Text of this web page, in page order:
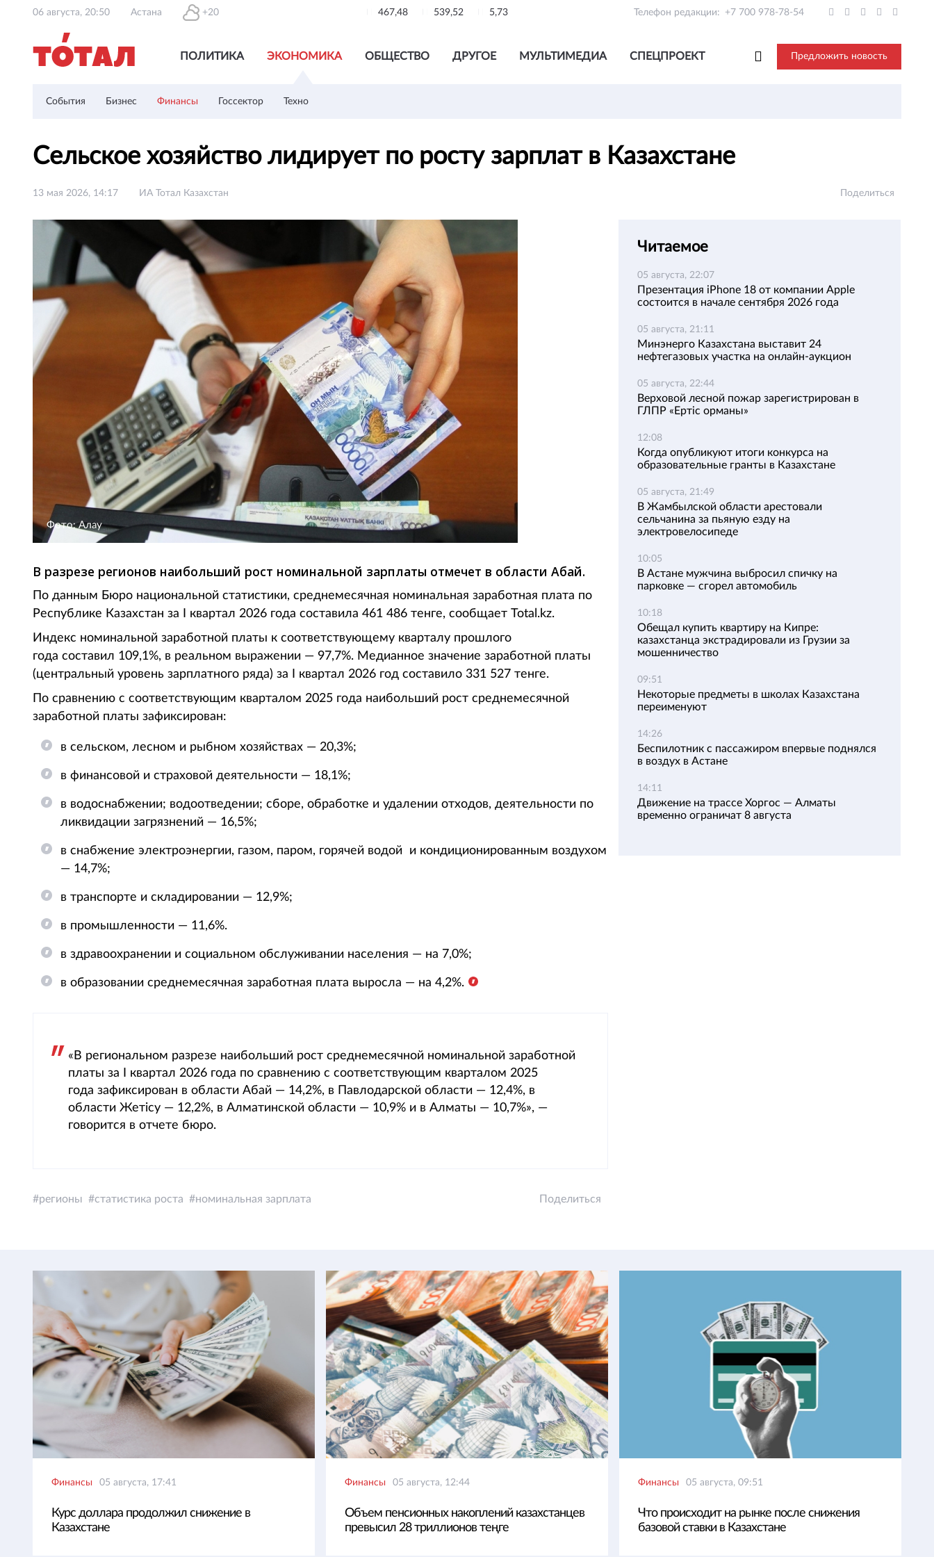
06 августа, 20:50 Астана +20 467,48 539,52 5,73 Телефон редакции: +7 700 978-78-54
ПОЛИТИКА ЭКОНОМИКА ОБЩЕСТВО ДРУГОЕ МУЛЬТИМЕДИА СПЕЦПРОЕКТ Предложить новость
События Бизнес Финансы Госсектор Техно
Сельское хозяйство лидирует по росту зарплат в Казахстане
13 мая 2026, 14:17 ИА Тотал Казахстан Поделиться
Фото: Алау
В разрезе регионов наибольший рост номинальной зарплаты отмечет в области Абай.
По данным Бюро национальной статистики, среднемесячная номинальная заработная плата по
Республике Казахстан за I квартал 2026 года составила 461 486 тенге, сообщает Total.kz.
Индекс номинальной заработной платы к соответствующему кварталу прошлого
года составил 109,1%, в реальном выражении — 97,7%. Медианное значение заработной платы
(центральный уровень зарплатного ряда) за I квартал 2026 год составило 331 527 тенге.
По сравнению с соответствующим кварталом 2025 года наибольший рост среднемесячной
заработной платы зафиксирован:
в сельском, лесном и рыбном хозяйствах — 20,3%;
в финансовой и страховой деятельности — 18,1%;
в водоснабжении; водоотведении; сборе, обработке и удалении отходов, деятельности по
ликвидации загрязнений — 16,5%;
в снабжение электроэнергии, газом, паром, горячей водой и кондиционированным воздухом
— 14,7%;
в транспорте и складировании — 12,9%;
в промышленности — 11,6%.
в здравоохранении и социальном обслуживании населения — на 7,0%;
в образовании среднемесячная заработная плата выросла — на 4,2%.
«В региональном разрезе наибольший рост среднемесячной номинальной заработной
платы за I квартал 2026 года по сравнению с соответствующим кварталом 2025
года зафиксирован в области Абай — 14,2%, в Павлодарской области — 12,4%, в
области Жетісу — 12,2%, в Алматинской области — 10,9% и в Алматы — 10,7%», —
говорится в отчете бюро.
регионы статистика роста номинальная зарплата Поделиться
Читаемое
05 августа, 22:07
Презентация iPhone 18 от компании Apple
состоится в начале сентября 2026 года
05 августа, 21:11
Минэнерго Казахстана выставит 24
нефтегазовых участка на онлайн-аукцион
05 августа, 22:44
Верховой лесной пожар зарегистрирован в
ГЛПР «Ертіс орманы»
12:08
Когда опубликуют итоги конкурса на
образовательные гранты в Казахстане
05 августа, 21:49
В Жамбылской области арестовали
сельчанина за пьяную езду на
электровелосипеде
10:05
В Астане мужчина выбросил спичку на
парковке — сгорел автомобиль
10:18
Обещал купить квартиру на Кипре:
казахстанца экстрадировали из Грузии за
мошенничество
09:51
Некоторые предметы в школах Казахстана
переименуют
14:26
Беспилотник с пассажиром впервые поднялся
в воздух в Астане
14:11
Движение на трассе Хоргос — Алматы
временно ограничат 8 августа
Финансы 05 августа, 17:41
Курс доллара продолжил снижение в
Казахстане
Финансы 05 августа, 12:44
Объем пенсионных накоплений казахстанцев
превысил 28 триллионов теңге
Финансы 05 августа, 09:51
Что происходит на рынке после снижения
базовой ставки в Казахстане